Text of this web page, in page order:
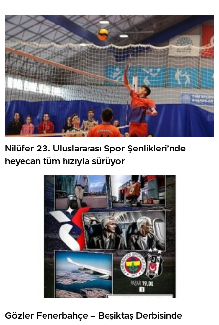
Nilüfer 23. Uluslararası Spor Şenlikleri’nde
heyecan tüm hızıyla sürüyor
Gözler Fenerbahçe – Beşiktaş Derbisinde